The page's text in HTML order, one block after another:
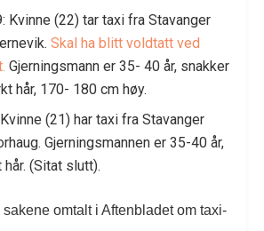
Kvinne (22) tar taxi fra Stavanger
Skal ha blitt voldtatt ved
Gjerningsmann er 35- 40 år, snakker
hår, 170- 180 cm høy.
(21) har taxi fra Stavanger
Gjerningsmannen er 35-40 år,
hår. (Sitat slutt).
sakene omtalt i Aftenbladet om taxi-